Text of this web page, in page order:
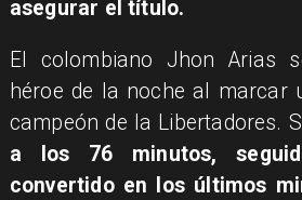
asegurar el título.
El colombiano Jhon Arias
héroe de la noche al marcar
campeón de la Libertadores.
a los 76 minutos,
convertido en los últimos